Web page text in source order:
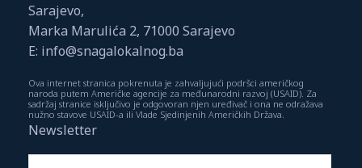
Sarajevo,
Marka Marulića 2, 71000 Sarajevo
E: info@snagalokalnog.ba
Ova internet stranica pokrenuta je zahvaljujući podršci američkog
naroda putem Američke agencije za međunarodni razvoj (USAID). Za
sadržaj stranice isključivo je odgovoran njen uređivač i ona ne odražava
nužno stavove USAID-a ili Vlade Sjedinjenih Američkih Država.
Newsletter